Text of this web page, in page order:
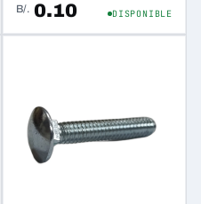
B/. 0.10 DISPONIBLE